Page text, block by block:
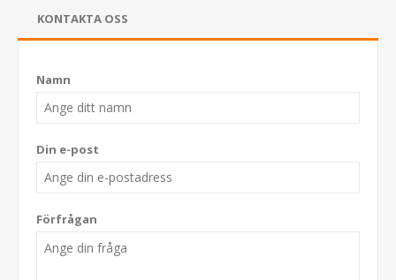
KONTAKTA OSS
Namn
Din e-post
Förfrågan